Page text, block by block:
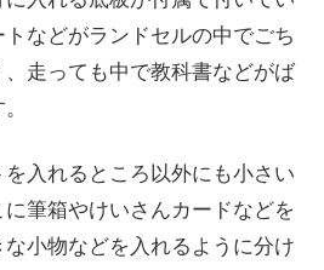
などがランドセルの中でごち
走っても中で教科書などがば
入れるところ以外にも小さい
筆箱やけいさんカードなどを
小物などを入れるように分け